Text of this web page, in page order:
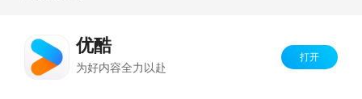
优酷
为好内容全力以赴
打开